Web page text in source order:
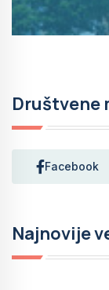
Društvene
Facebook
Najnovije